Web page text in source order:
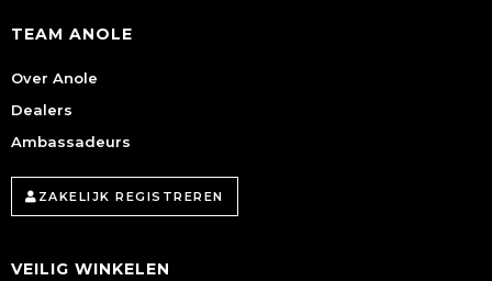
TEAM ANOLE
Over Anole
Dealers
Ambassadeurs
ZAKELIJK REGISTREREN
VEILIG WINKELEN